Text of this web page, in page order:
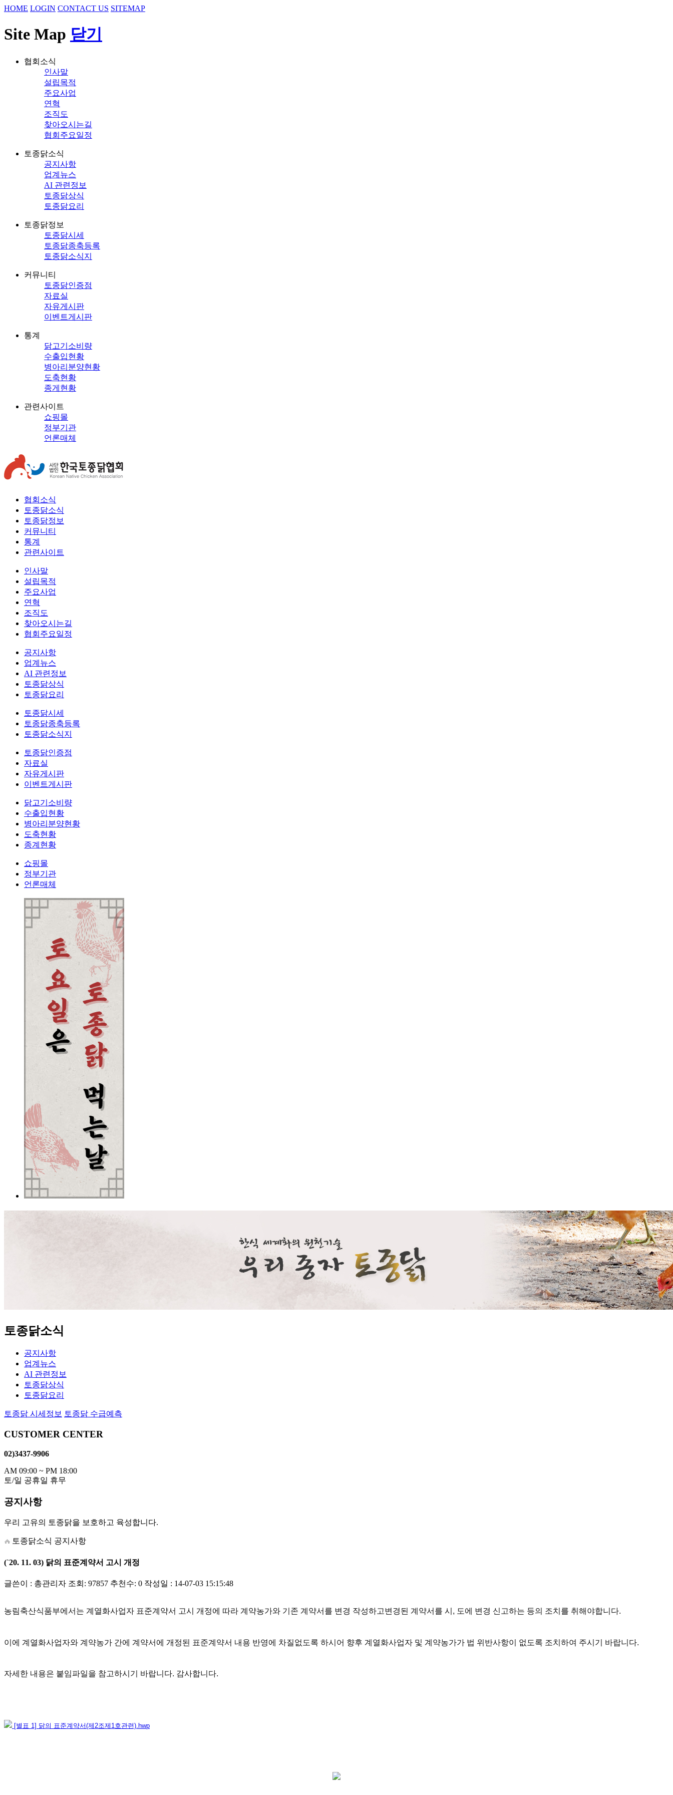
HOME LOGIN CONTACT US SITEMAP
Site Map 닫기
협회소식
인사말
설립목적
주요사업
연혁
조직도
찾아오시는길
협회주요일정
토종닭소식
공지사항
업계뉴스
AI 관련정보
토종닭상식
토종닭요리
토종닭정보
토종닭시세
토종닭종축등록
토종닭소식지
커뮤니티
토종닭인증점
자료실
자유게시판
이벤트게시판
통계
닭고기소비량
수출입현황
병아리분양현황
도축현황
종게현황
관련사이트
쇼핑몰
정부기관
언론매체
협회소식
토종닭소식
토종닭정보
커뮤니티
통계
관련사이트
인사말
설립목적
주요사업
연혁
조직도
찾아오시는길
협회주요일정
공지사항
업계뉴스
AI 관련정보
토종닭상식
토종닭요리
토종닭시세
토종닭종축등록
토종닭소식지
토종닭인증점
자료실
자유게시판
이벤트게시판
닭고기소비량
수출입현황
병아리분양현황
도축현황
종계현황
쇼핑몰
정부기관
언론매체
토종닭소식
공지사항
업계뉴스
AI 관련정보
토종닭상식
토종닭요리
토종닭 시세정보 토종닭 수급예측
CUSTOMER CENTER
02)3437-9906
AM 09:00 ~ PM 18:00
토/일 공휴일 휴무
공지사항
우리 고유의 토종닭을 보호하고 육성합니다.
토종닭소식 공지사항
(`20. 11. 03) 닭의 표준계약서 고시 개정
글쓴이 : 총관리자 조회: 97857 추천수: 0 작성일 : 14-07-03 15:15:48
농림축산식품부에서는 계열화사업자 표준계약서 고시 개정에 따라 계약농가와 기존 계약서를 변경 작성하고 변경된 계약서를 시, 도에 변경 신고하는 등의 조치를 취해야합니다.
이에 계열화사업자와 계약농가 간에 계약서에 개정된 표준계약서 내용 반영에 차질없도록 하시어 향후 계열화사업자 및 계약농가가 법 위반사항이 없도록 조치하여 주시기 바랍니다.
자세한 내용은 붙임파일을 참고하시기 바랍니다. 감사합니다.
[별표 1] 닭의 표준계약서(제2조제1호관련).hwp